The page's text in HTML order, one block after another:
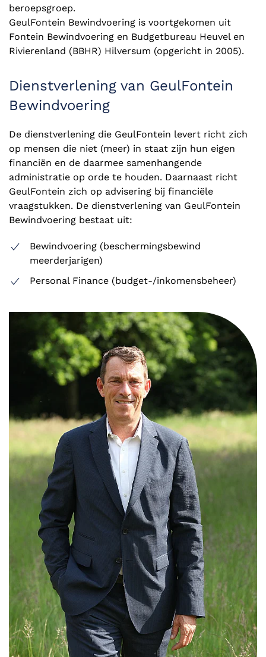
beroepsgroep.
GeulFontein Bewindvoering is voortgekomen uit
Fontein Bewindvoering en Budgetbureau Heuvel en
Rivierenland (BBHR) Hilversum (opgericht in 2005).
Dienstverlening van GeulFontein
Bewindvoering
De dienstverlening die GeulFontein levert richt zich
op mensen die niet (meer) in staat zijn hun eigen
financiën en de daarmee samenhangende
administratie op orde te houden. Daarnaast richt
GeulFontein zich op advisering bij financiële
vraagstukken. De dienstverlening van GeulFontein
Bewindvoering bestaat uit:
Bewindvoering (beschermingsbewind
meerderjarigen)
Personal Finance (budget-/inkomensbeheer)